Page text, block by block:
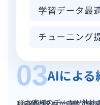
03AIによる
※お客様のデータが他社